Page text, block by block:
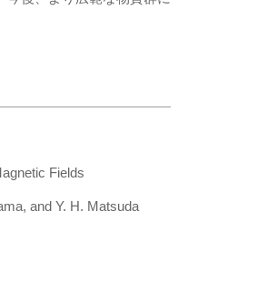
Fields
and Y. H. Matsuda